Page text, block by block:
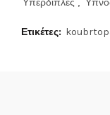
Υπερδιπλες ,
Ετικέτες: